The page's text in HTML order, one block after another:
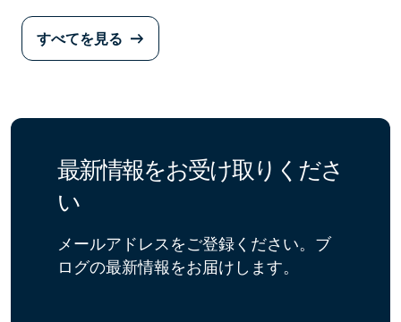
すべてを見る
最新情報をお受け取りくださ
い
メールアドレスをご登録ください。ブ
ログの最新情報をお届けします。